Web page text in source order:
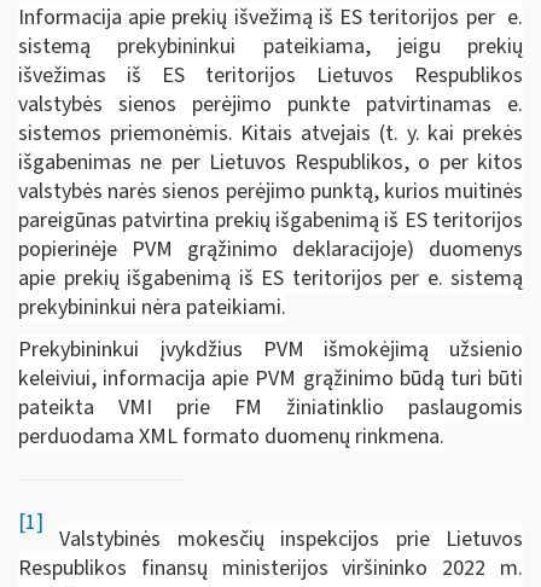
Informacija apie prekių išvežimą iš ES teritorijos per e.
sistemą prekybininkui pateikiama, jeigu prekių
išvežimas iš ES teritorijos Lietuvos Respublikos
valstybės sienos perėjimo punkte patvirtinamas e.
sistemos priemonėmis. Kitais atvejais (t. y. kai prekės
išgabenimas ne per Lietuvos Respublikos, o per kitos
valstybės narės sienos perėjimo punktą, kurios muitinės
pareigūnas patvirtina prekių išgabenimą iš ES teritorijos
popierinėje PVM grąžinimo deklaracijoje) duomenys
apie prekių išgabenimą iš ES teritorijos per e. sistemą
prekybininkui nėra pateikiami.
Prekybininkui įvykdžius PVM išmokėjimą užsienio
keleiviui, informacija apie PVM grąžinimo būdą turi būti
pateikta VMI prie FM žiniatinklio paslaugomis
perduodama XML formato duomenų rinkmena.
[1]
Valstybinės mokesčių inspekcijos prie Lietuvos
Respublikos finansų ministerijos viršininko 2022 m.